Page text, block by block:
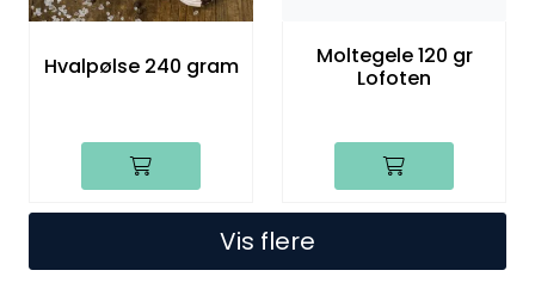
Hvalpølse 240 gram
Moltegele 120 gr
Lofoten
Vis flere